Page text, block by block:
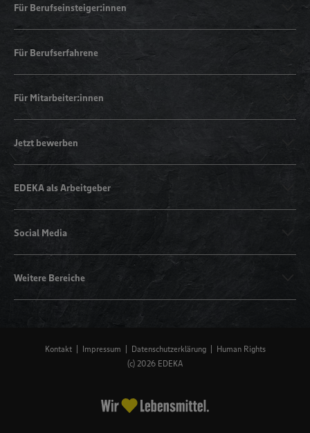
Für Berufseinsteiger:innen
Für Berufserfahrene
Für Mitarbeiter:innen
Jetzt bewerben
EDEKA als Arbeitgeber
Social Media
Weitere Bereiche
Kontakt Impressum Datenschutzerklärung
Human Rights
(c) 2026 EDEKA